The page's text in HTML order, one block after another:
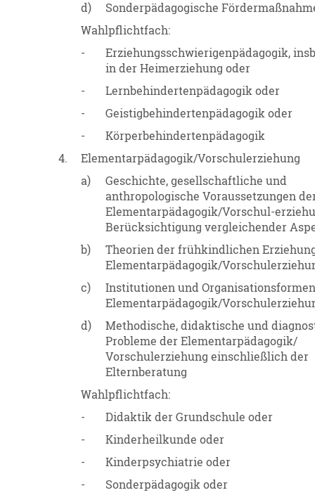
d)
Sonderpädagogische
Wahlpflichtfach:
-
Erziehungsschwierigenpädagogik,
in der Heimerziehung oder
-
Lernbehindertenpädagogik oder
-
Geistigbehindertenpädagogik oder
-
Körperbehindertenpädagogik
4.
Elementarpädagogik/Vorschulerziehung
a)
Geschichte, gesellschaftliche und
anthropologische Voraussetzungen
Elementarpädagogik/Vorschul-
Berücksichtigung vergleichender
b)
Theorien der frühkindlichen
Elementarpädagogik/
c)
Institutionen und
Elementarpädagogik/
d)
Methodische, didaktische und
Probleme der Elementarpädagogik/
Vorschulerziehung einschließlich der
Elternberatung
Wahlpflichtfach:
-
Didaktik der Grundschule oder
-
Kinderheilkunde oder
-
Kinderpsychiatrie oder
-
Sonderpädagogik oder